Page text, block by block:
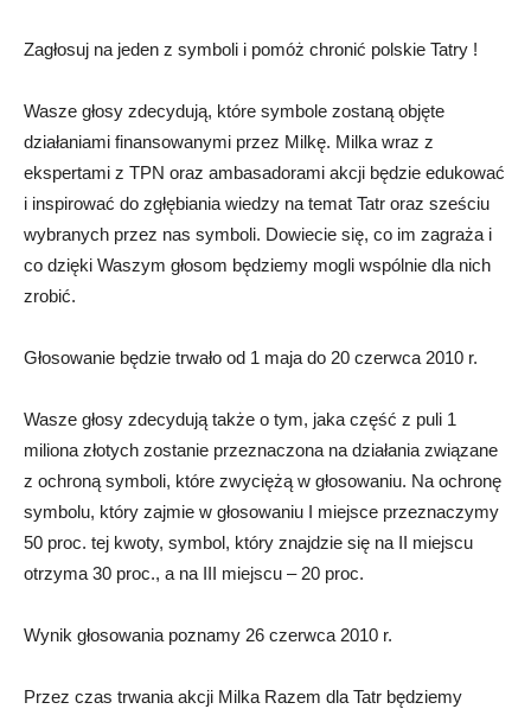
Zagłosuj na jeden z symboli i pomóż chronić polskie Tatry !
Wasze głosy zdecydują, które symbole zostaną objęte
działaniami finansowanymi przez Milkę. Milka wraz z
ekspertami z TPN oraz ambasadorami akcji będzie edukować
i inspirować do zgłębiania wiedzy na temat Tatr oraz sześciu
wybranych przez nas symboli. Dowiecie się, co im zagraża i
co dzięki Waszym głosom będziemy mogli wspólnie dla nich
zrobić.
Głosowanie będzie trwało od 1 maja do 20 czerwca 2010 r.
Wasze głosy zdecydują także o tym, jaka część z puli 1
miliona złotych zostanie przeznaczona na działania związane
z ochroną symboli, które zwyciężą w głosowaniu. Na ochronę
symbolu, który zajmie w głosowaniu I miejsce przeznaczymy
50 proc. tej kwoty, symbol, który znajdzie się na II miejscu
otrzyma 30 proc., a na III miejscu – 20 proc.
Wynik głosowania poznamy 26 czerwca 2010 r.
Przez czas trwania akcji Milka Razem dla Tatr będziemy